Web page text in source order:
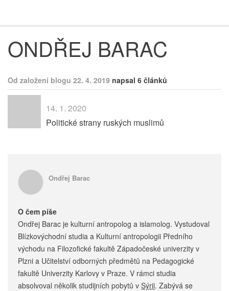
ONDŘEJ BARAC
Od založení blogu 22. 4. 2019 napsal 6 článků
14. 1. 2020
Politické strany ruských muslimů
Ondřej Barac
O čem píše
Ondřej Barac je kulturní antropolog a islamolog. Vystudoval
Blízkovýchodní studia a Kulturní antropologii Předního
východu na Filozofické fakultě Západočeské univerzity v
Plzni a Učitelství odborných předmětů na Pedagogické
fakultě Univerzity Karlovy v Praze. V rámci studia
absolvoval několik studijních pobytů v Sýrii. Zabývá se